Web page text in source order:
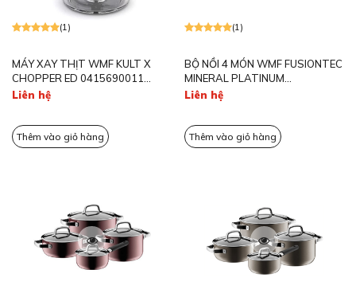
(1)
MÁY XAY THỊT WMF KULT X
CHOPPER ED 0415690011
320W
Liên hệ
Thêm vào giỏ hàng
(1)
BỘ NỒI 4 MÓN WMF FUSIONTEC
MINERAL PLATINUM
0514885290
Liên hệ
Thêm vào giỏ hàng